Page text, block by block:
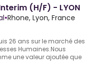
(H/F) - LYON
•Rhone, Lyon, France
26 ans sur le marché des
Humaines.Nous
une valeur ajoutée que